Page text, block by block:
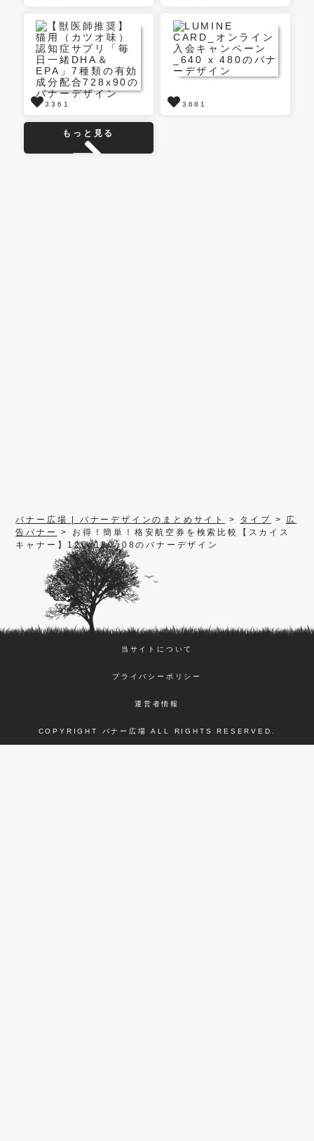
3361 3681
もっと見る
バナー広場 | バナーデザインのまとめサイト > タイプ > 広
告バナー
> お得！簡単！格安航空券を検索比較【スカイス
キャナー】120x120_08のバナーデザイン
当サイトについて
プライバシーポリシー
運営者情報
COPYRIGHT バナー広場 ALL RIGHTS RESERVED.